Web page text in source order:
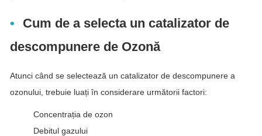
Cum de a selecta un catalizator de
descompunere de Ozonă
Atunci când se selectează un catalizator de descompunere a
ozonului, trebuie luați în considerare următorii factori:
Concentrația de ozon
Debitul gazului